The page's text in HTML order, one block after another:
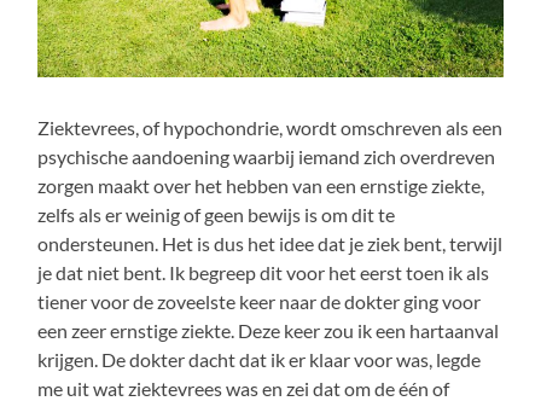
Ziektevrees, of hypochondrie, wordt omschreven als een
psychische aandoening waarbij iemand zich overdreven
zorgen maakt over het hebben van een ernstige ziekte,
zelfs als er weinig of geen bewijs is om dit te
ondersteunen. Het is dus het idee dat je ziek bent, terwijl
je dat niet bent. Ik begreep dit voor het eerst toen ik als
tiener voor de zoveelste keer naar de dokter ging voor
een zeer ernstige ziekte. Deze keer zou ik een hartaanval
krijgen. De dokter dacht dat ik er klaar voor was, legde
me uit wat ziektevrees was en zei dat om de één of